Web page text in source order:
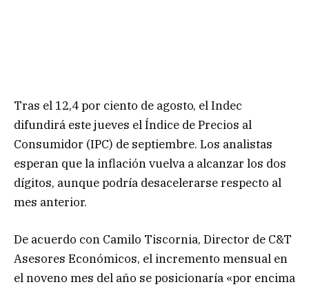
Tras el 12,4 por ciento de agosto, el Indec
difundirá este jueves el Índice de Precios al
Consumidor (IPC) de septiembre. Los analistas
esperan que la inflación vuelva a alcanzar los dos
dígitos, aunque podría desacelerarse respecto al
mes anterior.
De acuerdo con Camilo Tiscornia, Director de C&T
Asesores Económicos, el incremento mensual en
el noveno mes del año se posicionaría «por encima